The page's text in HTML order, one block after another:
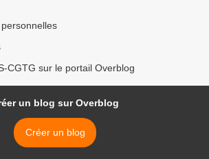
CGTG sur le portail Overblog
un blog sur Overblog
Créer un blog